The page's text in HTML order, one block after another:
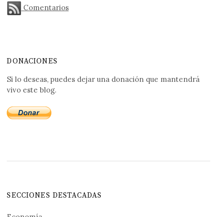
Comentarios
DONACIONES
Si lo deseas, puedes dejar una donación que mantendrá
vivo este blog.
SECCIONES DESTACADAS